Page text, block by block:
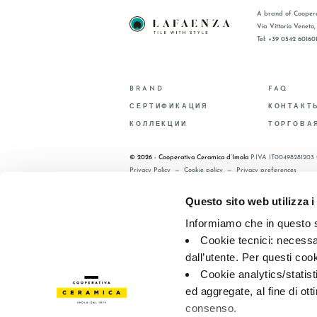
Questo sito web utilizza i
Informiamo che in questo
Cookie tecnici:
dall’utente. Per questi
Cookie analytics/
ed aggregate, al fine di
consenso.
A brand of
Via Vittorio
Tel: +39 0542 601601
BRAND
СЕРТИФИКАЦИЯ
КОЛЛЕКЦИИ
FAQ
© 2026 - Cooperativa Ceramica d’Imola P.IVA
Privacy Policy —Cookie policy — Privacy preferences